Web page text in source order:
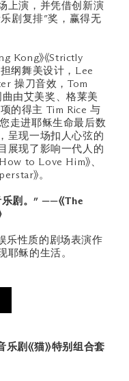
上演，并凭借创新演
剧复排”奖，赢得无
Kong》《Strictly
纲舞美设计，Lee
操刀音效，Tom
由艾美奖、格莱美
的得主 Tim Rice 与
走进耶稣生命最后数
呈现一场扣人心弦的
展现了影响一代人的
to Love Him》、
》。
剧。” ——《The
乐性质的剧场表演作
耶稣的生活。
剧《猫》特别组合套